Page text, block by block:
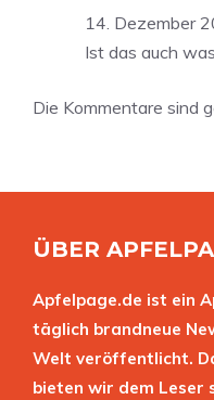
14. Dezember
Ist das auch
Die Kommentare sind
ÜBER
Apfelpage.de ist ein
täglich brandneue
Welt veröffentlicht.
bieten wir dem Leser